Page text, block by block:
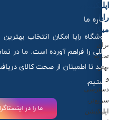
پوست خود هستید، می توانید
برای خرید محصولات
سایت رایامیکاپ را انتخاب
درباره ما
فروشگاه رایا امکان انتخاب
المللی را فراهم آورده است. ما
خرید تا اطمینان از صحت کالای
هستیم.
ما را در
اپلیکیشن
رایا
میکاپ
برای
تجربه
بهتر
و
دسترسی
سریع‌تر،
اپلیکیشن